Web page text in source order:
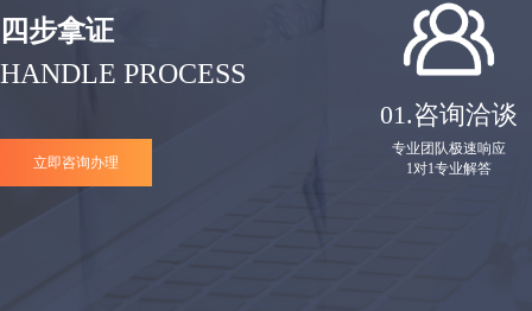
四步拿证
HANDLE PROCESS
立即咨询办理
01.咨询洽谈
专业团队极速响应
1对1专业解答